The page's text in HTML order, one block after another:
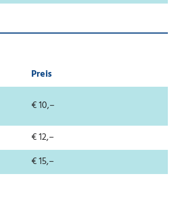
Preis
€ 10,–
€ 12,–
€ 15,–